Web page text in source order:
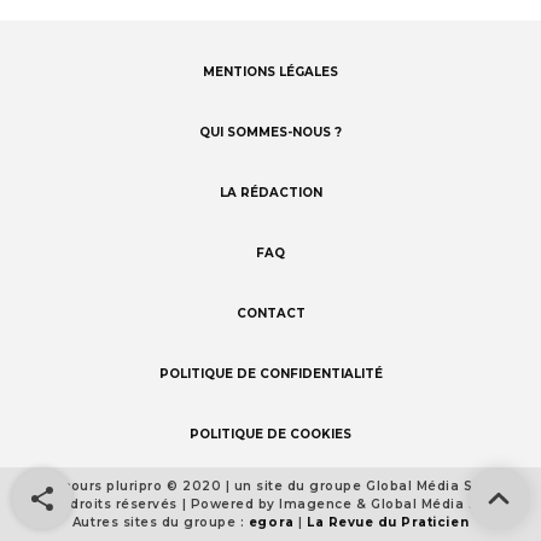
MENTIONS LÉGALES
QUI SOMMES-NOUS ?
LA RÉDACTION
FAQ
CONTACT
POLITIQUE DE CONFIDENTIALITÉ
POLITIQUE DE COOKIES
Footer
detail
Concours pluripro © 2020 | un site du groupe Global Média Santé
Tous droits réservés | Powered by Imagence & Global Média Santé
Autres sites du groupe : egora | La Revue du Praticien